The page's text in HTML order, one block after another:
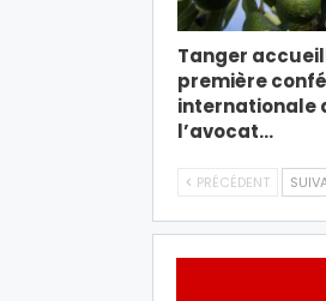
Tanger
première
internationale
l’avocat…
PRÉCÉDENT